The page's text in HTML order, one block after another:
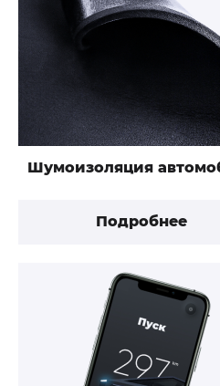
Шумоизоляция
Подробнее